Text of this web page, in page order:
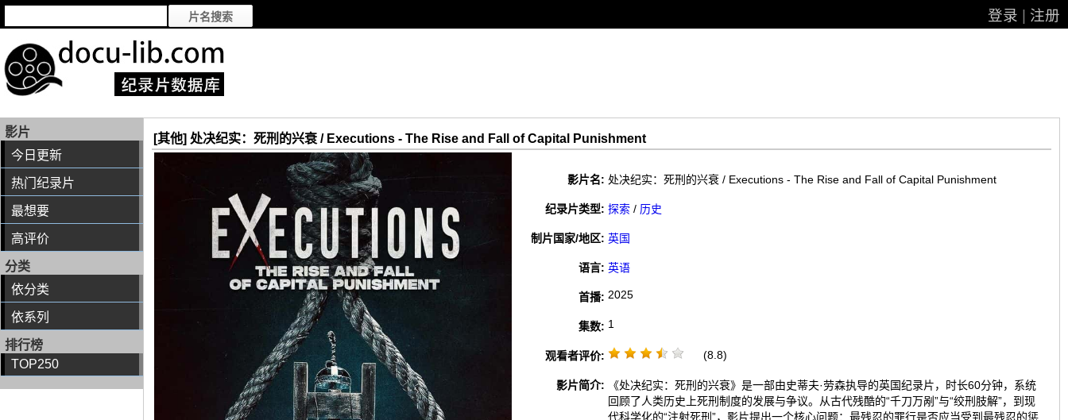
登录 注册
影片
今日更新
热门纪录片
最想要
高评价
分类
依分类
依系列
排行榜
TOP250
[其他] 处决纪实：死刑的兴衰 / Executions - The Rise and Fall of Capital Punishment
影片名: 处决纪实：死刑的兴衰 / Executions - The Rise and Fall of Capital Punishment
纪录片类型: 探索 / 历史
制片国家/地区: 英国
语言: 英语
首播: 2025
集数: 1
观看者评价: (8.8)
影片简介:
《处决纪实：死刑的兴衰》是一部由史蒂夫·劳森执导的英国纪录片，时长60分钟，系统
回顾了人类历史上死刑制度的发展与争议。从古代残酷的“千刀万剐”与“绞刑肢解”，到现
代科学化的“注射死刑”，影片提出一个核心问题：最残忍的罪行是否应当受到最残忍的惩